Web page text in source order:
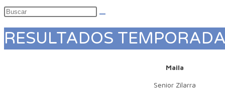
RESULTADOS
Maila
Senior Zilarra